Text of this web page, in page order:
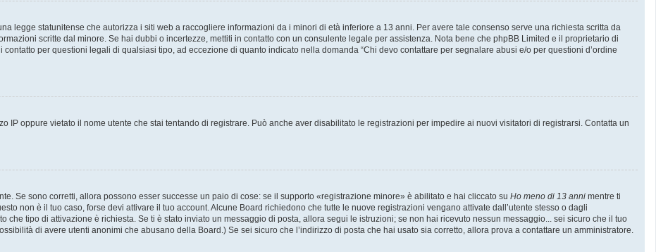
legge statunitense che autorizza i siti web a raccogliere informazioni da i minori di età inferiore a 13 anni. Per avere tale consenso serve una richiesta scritta da
scritte dal minore. Se hai dubbi o incertezze, mettiti in contatto con un consulente legale per assistenza. Nota bene che phpBB Limited e il proprietario di
per questioni legali di qualsiasi tipo, ad eccezione di quanto indicato nella domanda “Chi devo contattare per segnalare abusi e/o per questioni d’ordine
IP oppure vietato il nome utente che stai tentando di registrare. Può anche aver disabilitato le registrazioni per impedire ai nuovi visitatori di registrarsi. Contatta un
Se sono corretti, allora possono esser successe un paio di cose: se il supporto «registrazione minore» è abilitato e hai cliccato su Ho meno di 13 anni mentre ti
non è il tuo caso, forse devi attivare il tuo account. Alcune Board richiedono che tutte le nuove registrazioni vengano attivate dall’utente stesso o dagli
che tipo di attivazione è richiesta. Se ti è stato inviato un messaggio di posta, allora segui le istruzioni; se non hai ricevuto nessun messaggio... sei sicuro che il tuo
di avere utenti anonimi che abusano della Board.) Se sei sicuro che l’indirizzo di posta che hai usato sia corretto, allora prova a contattare un amministratore.